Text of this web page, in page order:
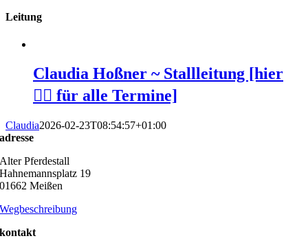
Leitung
Claudia Hoßner ~ Stallleitung [hier
👆🏻 für alle Termine]
Claudia2026-02-23T08:54:57+01:00
adresse
Alter Pferdestall
Hahnemannsplatz 19
01662 Meißen
Wegbeschreibung
kontakt